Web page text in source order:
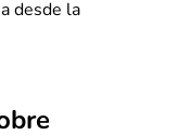
desde la